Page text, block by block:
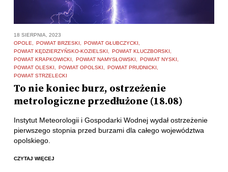
18 SIERPNIA, 2023
OPOLE
POWIAT BRZESKI
POWIAT GŁUBCZYCKI
POWIAT KĘDZIERZYŃSKO-KOZIELSKI
POWIAT KLUCZBORSKI
POWIAT KRAPKOWICKI
POWIAT NAMYSŁOWSKI
POWIAT NYSKI
POWIAT OLESKI
POWIAT OPOLSKI
POWIAT PRUDNICKI
POWIAT STRZELECKI
To nie koniec burz, ostrzeżenie
metrologiczne przedłużone (18.08)
Instytut Meteorologii i Gospodarki Wodnej wydał ostrzeżenie
pierwszego stopnia przed burzami dla całego województwa
opolskiego.
CZYTAJ WIĘCEJ